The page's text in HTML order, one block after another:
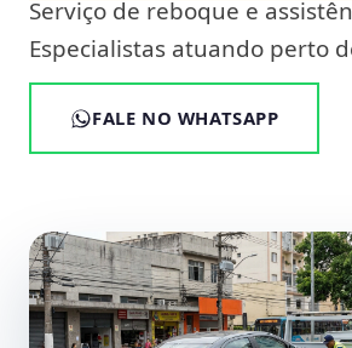
Serviço de reboque e
Especialistas atuando perto
FALE NO WHATSAPP